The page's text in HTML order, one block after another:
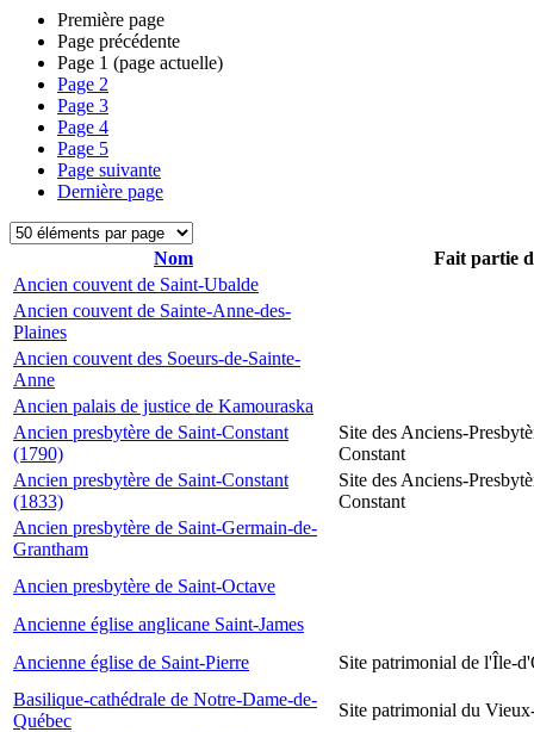
Première page
Page précédente
Page 1 (page actuelle)
Page 2
Page 3
Page 4
Page 5
Page suivante
Dernière page
Nom
Fait partie
Ancien couvent de Saint-Ubalde
Ancien couvent de Sainte-Anne-des-
Plaines
Ancien couvent des Soeurs-de-Sainte-
Anne
Ancien palais de justice de Kamouraska
Ancien presbytère de Saint-Constant
(1790)
Site des Anciens-
Constant
Ancien presbytère de Saint-Constant
(1833)
Site des Anciens-
Constant
Ancien presbytère de Saint-Germain-de-
Grantham
Ancien presbytère de Saint-Octave
Ancienne église anglicane Saint-James
Ancienne église de Saint-Pierre
Site patrimonial de l'Île-
Basilique-cathédrale de Notre-Dame-de-
Québec
Site patrimonial du